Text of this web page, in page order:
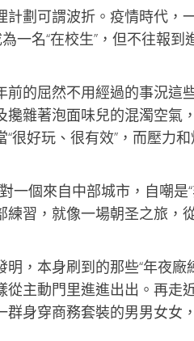
劃可謂波折。疫情時代，一
為一名“在校生”，但不往報
的屈然不用經過的事況這些
攙雜著泡面味兒的混濁空氣
“很好玩、很有效”，而壓力
個來自中部城市，自嘲是“
練習，就像一場朝圣之旅，
，本身刷到的那些“年夜廠
從主動門里進進出出。再走
群身穿商務套裝的男男女女